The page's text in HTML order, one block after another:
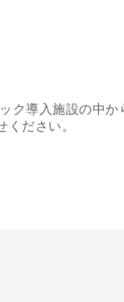
ク導入施設の中
ください。